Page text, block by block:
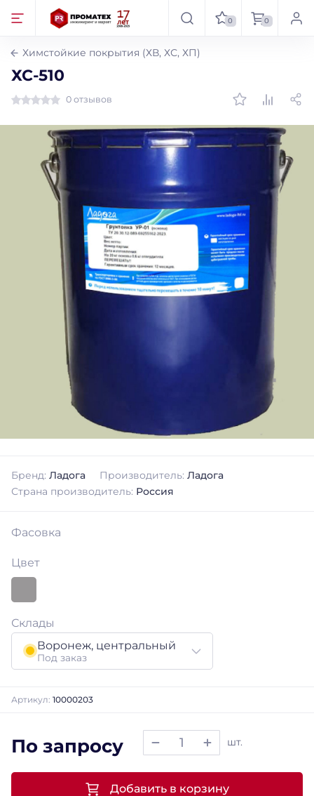
0 0
Химстойкие покрытия (ХВ, ХС, ХП)
ХС-510
0 отзывов
Бренд: Ладога Производитель: Ладога
Страна производитель: Россия
Фасовка
Цвет
Склады
Воронеж, центральный
Под заказ
Артикул: 10000203
По запросу шт.
Добавить в корзину